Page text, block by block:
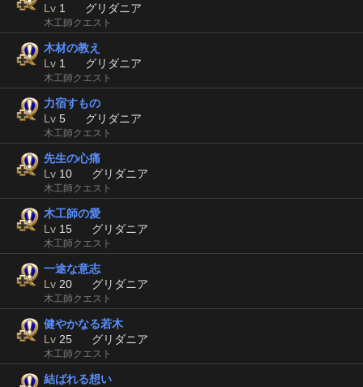
Lv 1 グリダニア
木工師クエスト
木材の教え
Lv 1 グリダニア
木工師クエスト
力宿すもの
Lv 5 グリダニア
木工師クエスト
先生の心痛
Lv 10 グリダニア
木工師クエスト
木工師の愛
Lv 15 グリダニア
木工師クエスト
一途な意志
Lv 20 グリダニア
木工師クエスト
健やかなる若木
Lv 25 グリダニア
木工師クエスト
結ばれる想い